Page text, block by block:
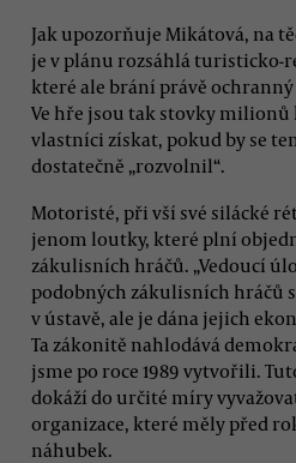
Jak upozorňuje Mikátová, na
je v plánu rozsáhlá turisticko-
které ale brání právě
Ve hře jsou tak stovky
vlastníci získat, pokud by se
dostatečně „rozvolnil“.
Motoristé, při vší své silácké
jenom loutky, které plní
zákulisních hráčů. „Vedoucí
podobných zákulisních hráčů
v ústavě, ale je dána jejich
Ta zákonitě nahlodává
jsme po roce 1989 vytvořili.
dokáží do určité míry
organizace, které měly před
náhubek.